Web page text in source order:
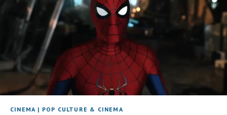
CINEMA | POP CULTURE & CINEMA